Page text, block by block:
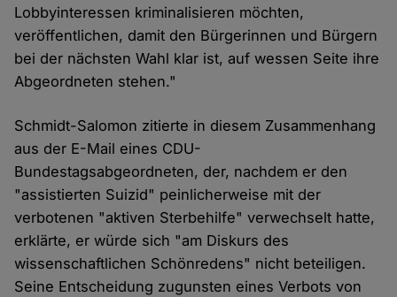
Lobbyinteressen kriminalisieren möchten,
veröffentlichen, damit den Bürgerinnen und Bürgern
bei der nächsten Wahl klar ist, auf wessen Seite ihre
Abgeordneten stehen."
Schmidt-Salomon zitierte in diesem Zusammenhang
aus der E-Mail eines CDU-
Bundestagsabgeordneten, der, nachdem er den
"assistierten Suizid" peinlicherweise mit der
verbotenen "aktiven Sterbehilfe" verwechselt hatte,
erklärte, er würde sich "am Diskurs des
wissenschaftlichen Schönredens" nicht beteiligen.
Seine Entscheidung zugunsten eines Verbots von